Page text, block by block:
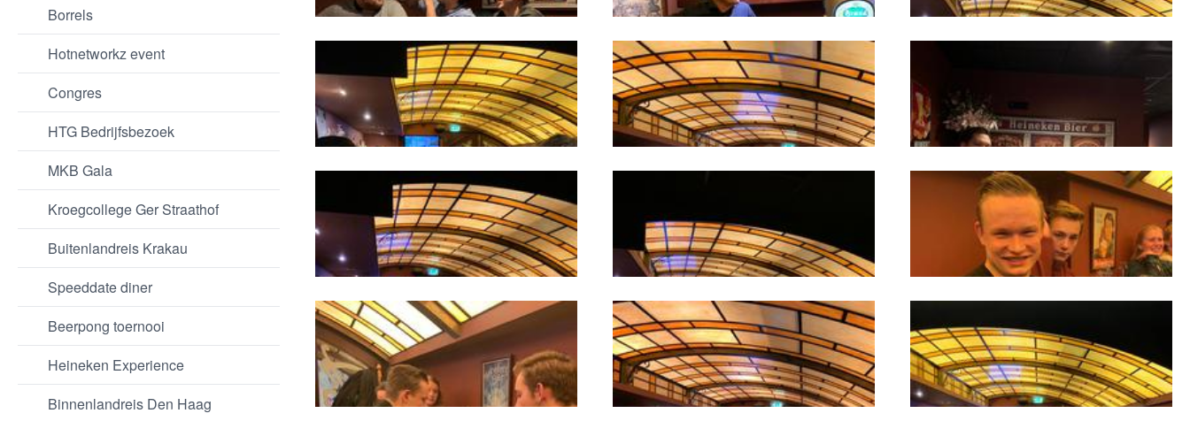
Borrels
Hotnetworkz event
Congres
HTG Bedrijfsbezoek
MKB Gala
Kroegcollege Ger Straathof
Buitenlandreis Krakau
Speeddate diner
Beerpong toernooi
Heineken Experience
Binnenlandreis Den Haag